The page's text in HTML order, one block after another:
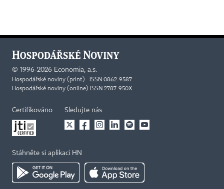
© 1996-2026 Economia, a.s.
Hospodářské noviny (print) ISSN 0862-9587
Hospodářské noviny (online) ISSN 2787-950X
Certifikováno Sledujte nás
Stáhněte si aplikaci HN